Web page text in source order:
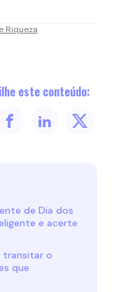
Riqueza
este conteúdo:
de Dia dos
e acerte
transitar o
que